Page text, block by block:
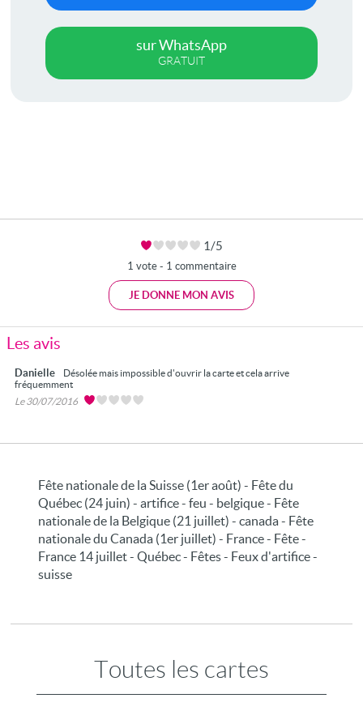
sur WhatsApp
GRATUIT
1/5
1 vote - 1 commentaire
JE DONNE MON AVIS
Les avis
Danielle
Désolée mais impossible d'ouvrir la carte et cela arrive
fréquemment
Le 30/07/2016
Fête nationale de la Suisse (1er août) - Fête du
Québec (24 juin) - artifice - feu - belgique - Fête
nationale de la Belgique (21 juillet) - canada - Fête
nationale du Canada (1er juillet) - France - Fête -
France 14 juillet - Québec - Fêtes - Feux d'artifice -
suisse
Toutes les cartes